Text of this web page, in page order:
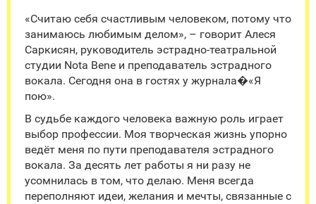
«Считаю себя счастливым человеком, потому что
занимаюсь любимым делом», – говорит Алеся
Саркисян, руководитель эстрадно-театральной
студии Nota Bene и преподаватель эстрадного
вокала. Сегодня она в гостях у журнала�«Я
пою».
В судьбе каждого человека важную роль играет
выбор профессии. Моя творческая жизнь упорно
ведёт меня по пути преподавателя эстрадного
вокала. За десять лет работы я ни разу не
усомнилась в том, что делаю. Меня всегда
переполняют идеи, желания и мечты, связанные с